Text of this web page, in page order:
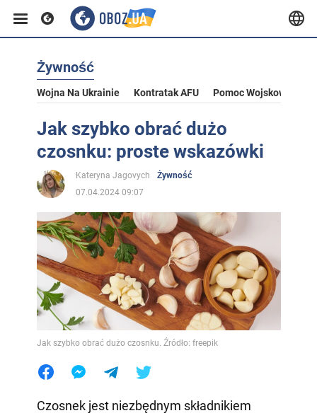
Żywność
Wojna Na Ukrainie Kontratak AFU Pomoc Wojskowa Dla
Jak szybko obrać dużo
czosnku: proste wskazówki
Kateryna Jagovych
Żywność
07.04.2024 09:07
Jak szybko obrać dużo czosnku. Źródło: freepik
Czosnek jest niezbędnym składnikiem